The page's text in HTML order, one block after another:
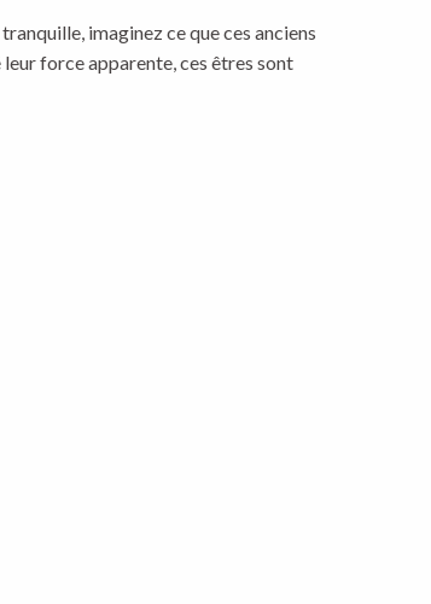
imaginez ce que ces anciens
force apparente, ces êtres sont